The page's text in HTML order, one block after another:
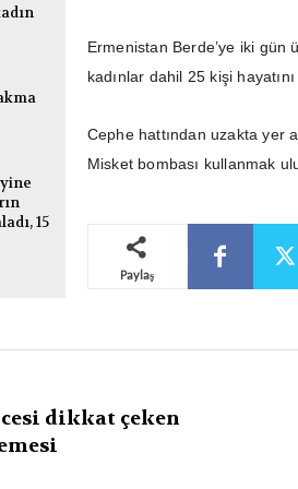
15
Ermenistan Berde’ye iki gün
kadınlar dahil 25 kişi
Cephe hattından uzakta yer
Misket bombası kullanmak
Paylaş
dikkat çeken